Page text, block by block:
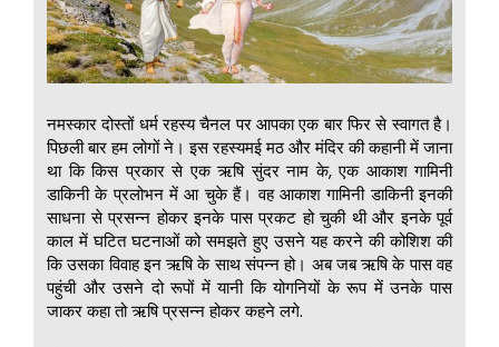
नमस्कार दोस्तों धर्म रहस्य चैनल पर आपका एक बार फिर से स्वागत है।
पिछली बार हम लोगों ने। इस रहस्यमई मठ और मंदिर की कहानी में जाना
था कि किस प्रकार से एक ऋषि सुंदर नाम के, एक आकाश गामिनी
डाकिनी के प्रलोभन में आ चुके हैं। वह आकाश गामिनी डाकिनी इनकी
साधना से प्रसन्न होकर इनके पास प्रकट हो चुकी थी और इनके पूर्व
काल में घटित घटनाओं को समझते हुए उसने यह करने की कोशिश की
कि उसका विवाह इन ऋषि के साथ संपन्न हो। अब जब ऋषि के पास वह
पहुंची और उसने दो रूपों में यानी कि योगनियों के रूप में उनके पास
जाकर कहा तो ऋषि प्रसन्न होकर कहने लगे.